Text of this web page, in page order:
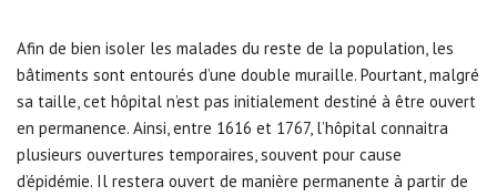
Afin de bien isoler les malades du reste de la population, les
bâtiments sont entourés d’une double muraille. Pourtant, malgré
sa taille, cet hôpital n’est pas initialement destiné à être ouvert
en permanence. Ainsi, entre 1616 et 1767, l’hôpital connaitra
plusieurs ouvertures temporaires, souvent pour cause
d’épidémie. Il restera ouvert de manière permanente à partir de